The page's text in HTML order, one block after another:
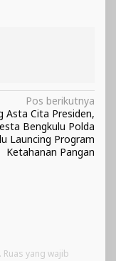
Pos berikutnya
Asta Cita Presiden,
Bengkulu Polda
Launcing Program
Ketahanan Pangan
Ruas yang wajib